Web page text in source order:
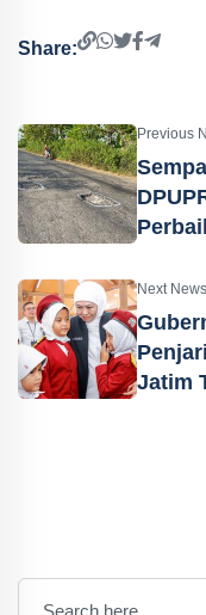
Share:
Previous
Next News
Jatim